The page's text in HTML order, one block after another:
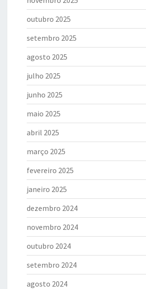
outubro 2025
setembro 2025
agosto 2025
julho 2025
junho 2025
maio 2025
abril 2025
março 2025
fevereiro 2025
janeiro 2025
dezembro 2024
novembro 2024
outubro 2024
setembro 2024
agosto 2024